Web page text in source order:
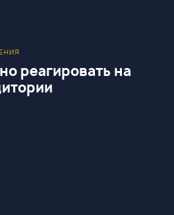
реагировать на